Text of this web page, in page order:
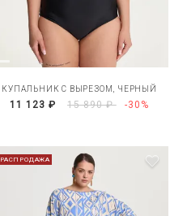
КУПАЛЬНИК С ВЫРЕЗОМ, ЧЕРНЫЙ
11 123 ₽ 15 890 ₽ -30%
РАСПРОДАЖА